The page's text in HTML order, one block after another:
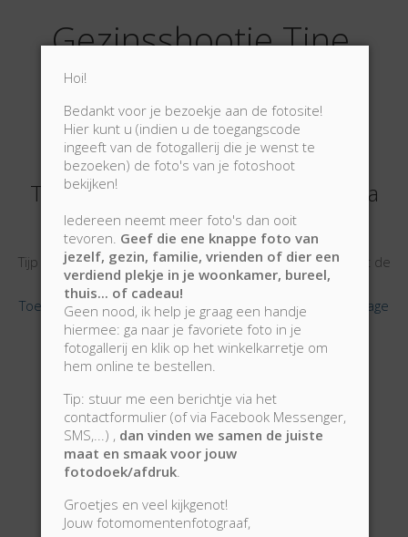
Hoi!
Bedankt voor je bezoekje aan de fotosite!
Hier kunt u (indien u de toegangscode
ingeeft van de fotogallerij die je wenst te
bezoeken) de foto's van je fotoshoot
bekijken!
Iedereen neemt meer foto's dan ooit
tevoren. Geef die ene knappe foto van
jezelf, gezin, familie, vrienden of dier een
verdiend plekje in je woonkamer, bureel,
thuis... of cadeau!
Geen nood, ik help je graag een handje
hiermee: ga naar je favoriete foto in je
fotogallerij en klik op het winkelkarretje om
hem online te bestellen.
Tip: stuur me een berichtje via het
contactformulier (of via Facebook Messenger,
SMS,...) , dan vinden we samen de juiste
maat en smaak voor jouw
fotodoek/afdruk.
Groetjes en veel kijkgenot!
Jouw fotomomentenfotograaf,
Gezinsshootje Tine,
Cedric en Sebastien
Ruimere selectie
Typ het wachtwoord van deze
fotogallerij om toegang te krijgen -
Tappez le mot de passe pour avoir a
Tijp het wachtwoord om toegang te krijgen Tappez le mot de
passe pour avoir accés
Toegang vragen tot deze pagina/Demender accès à ce page
Fotomoment: professioneel, gepassioneerd én
de Beroepsvereniging van Fotografen van Belgie -
International Member of PPA
Thierry Botten - info@fotomoment.be - 0495 36 36
26
copyrighted! Content copying is prohibited! Allle informatie valt onder
auteursrecht en mag in geen geval worden gedupliceerd of verspreid zonder